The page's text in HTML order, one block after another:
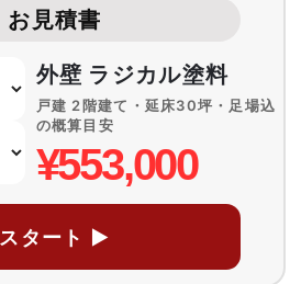
お見積書
外壁 ラジカル塗料
戸建 2階建て・延床30坪・足場込
の概算目安
¥553,000
スタート ▶